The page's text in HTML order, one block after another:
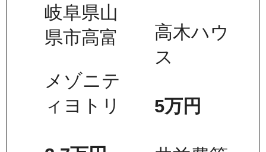
岐阜県山
県市高富
メゾニテ
ィヨトリ
高木ハウ
ス
5万円